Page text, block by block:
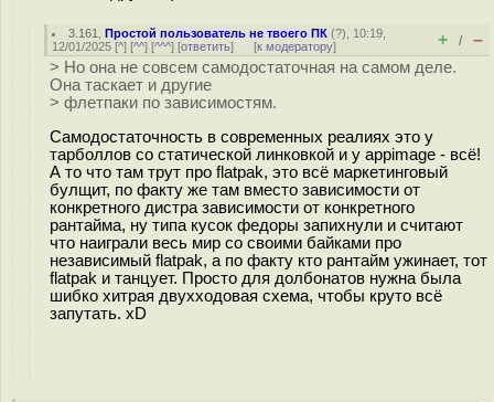
3.161 ,Простой пользователь не твоего ПК (?), 10:19,
12/01/2025 [^] [^^] [^^^] [ответить] [к модератору] + / –
> Но она не совсем самодостаточная на самом деле.
Она таскает и другие
> флетпаки по зависимостям.
Самодостаточность в современных реалиях это у
тарболлов со статической линковкой и у appimage - всё!
А то что там трут про flatpak, это всё маркетинговый
булщит, по факту же там вместо зависимости от
конкретного дистра зависимости от конкретного
рантайма, ну типа кусок федоры запихнули и считают
что наиграли весь мир со своими байками про
независимый flatpak, а по факту кто рантайм ужинает, тот
flatpak и танцует. Просто для долбонатов нужна была
шибко хитрая двухходовая схема, чтобы круто всё
запутать. xD